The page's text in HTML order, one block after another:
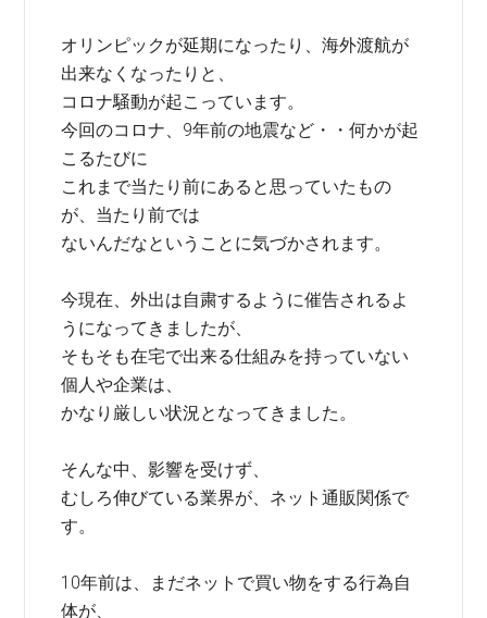
オリンピックが延期になったり、海外渡航が
出来なくなったりと、
コロナ騒動が起こっています。
今回のコロナ、9年前の地震など・・何かが起
こるたびに
これまで当たり前にあると思っていたもの
が、当たり前では
ないんだなということに気づかされます。
今現在、外出は自粛するように催告されるよ
うになってきましたが、
そもそも在宅で出来る仕組みを持っていない
個人や企業は、
かなり厳しい状況となってきました。
そんな中、影響を受けず、
むしろ伸びている業界が、ネット通販関係で
す。
10年前は、まだネットで買い物をする行為自
体が、